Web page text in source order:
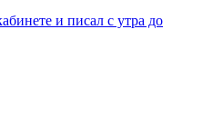
и писал с утра до